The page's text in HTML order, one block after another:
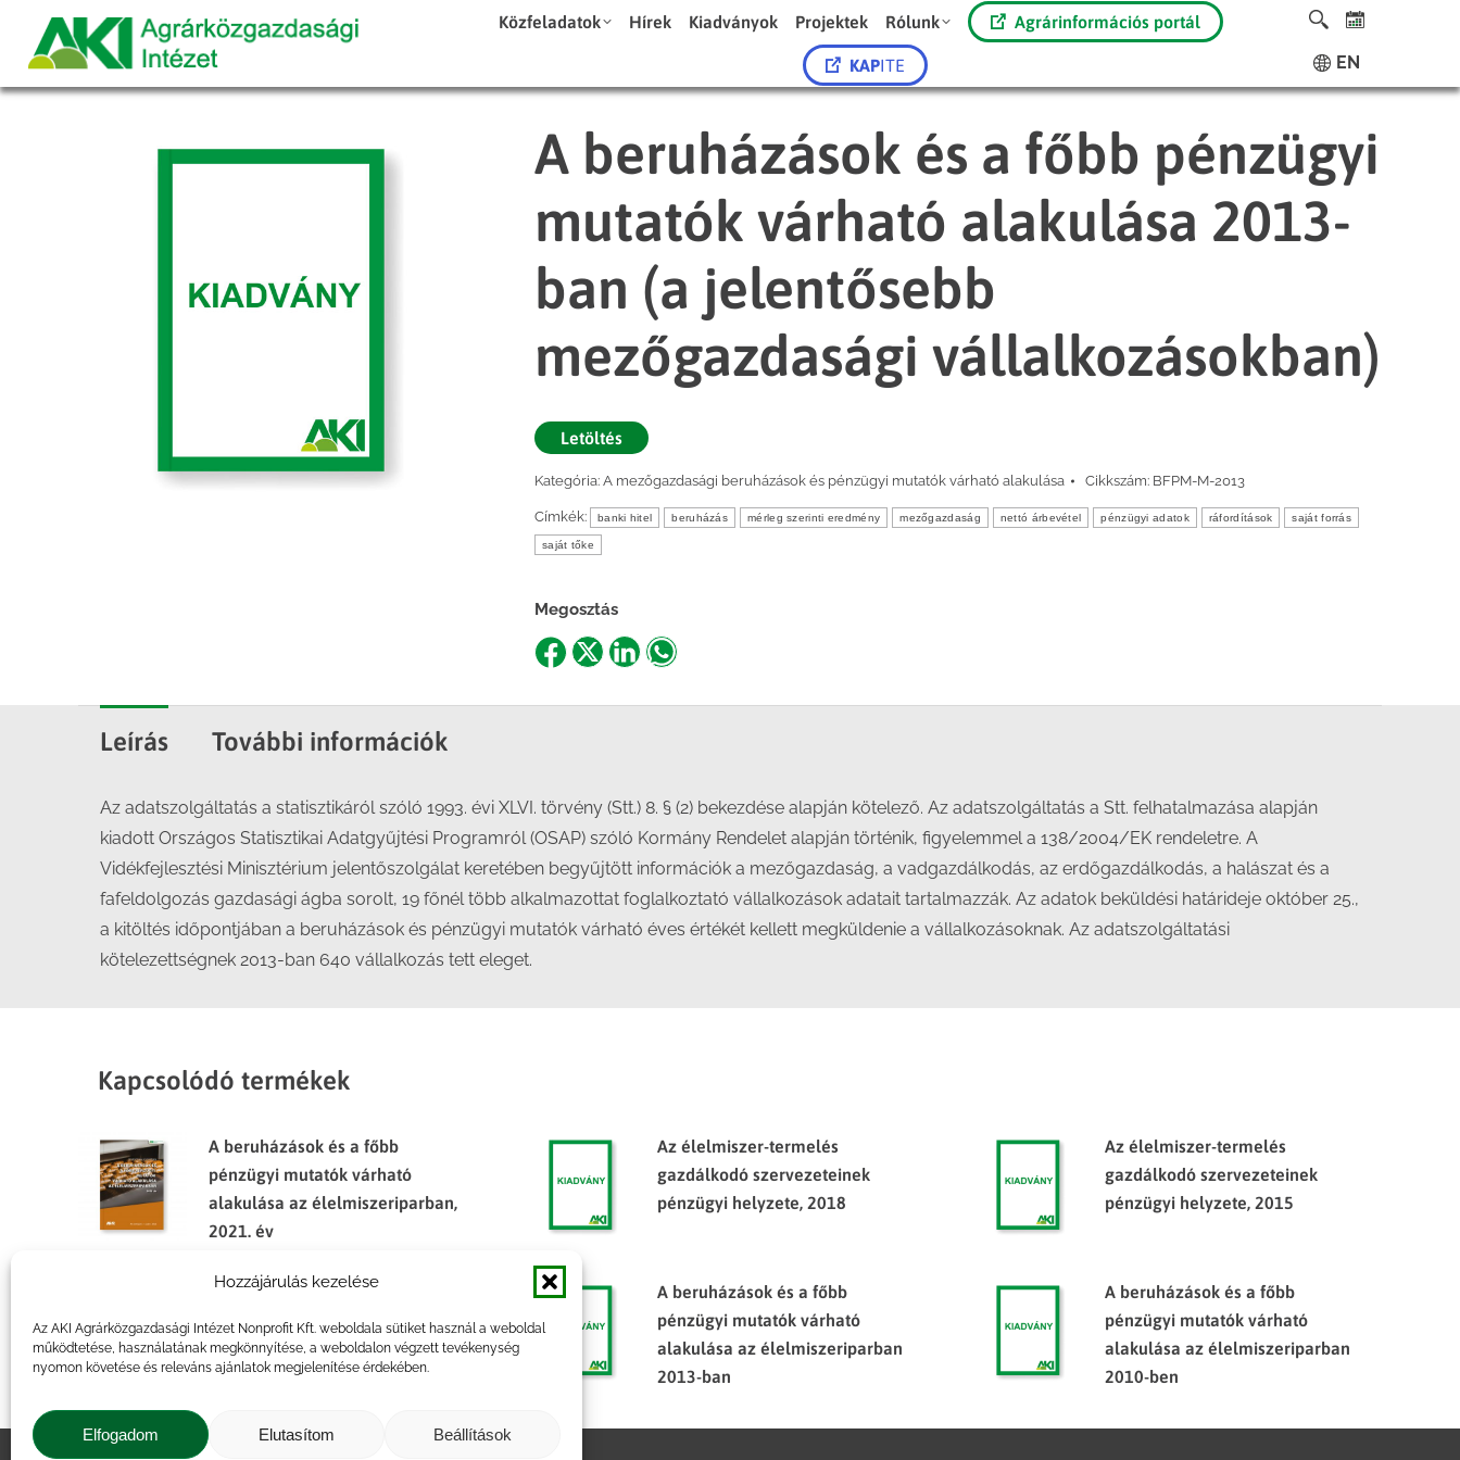
Hozzájárulás kezelése
Az AKI Agrárközgazdasági Intézet Nonprofit Kft. weboldala sütiket használ a weboldal
működtetése, használatának megkönnyítése, a weboldalon végzett tevékenység
nyomon követése és releváns ajánlatok megjelenítése érdekében.
Elfogadom Elutasítom Beállítások
Közfeladatok Hírek Kiadványok Projektek Rólunk Agrárinformációs portál
KAPITE EN
A beruházások és a főbb pénzügyi
mutatók várható alakulása 2013-
ban (a jelentősebb
mezőgazdasági vállalkozásokban)
Letöltés
Kategória: A mezőgazdasági beruházások és pénzügyi mutatók várható alakulása Cikkszám: BFPM-M-2013
Címkék: banki hitel beruházás mérleg szerinti eredmény mezőgazdaság nettó árbevétel pénzügyi adatok ráfordítások saját forrás
saját tőke
Megosztás
ShareShareShareShare
Leírás További információk
Az adatszolgáltatás a statisztikáról szóló 1993. évi XLVI. törvény (Stt.) 8. § (2) bekezdése alapján kötelező. Az adatszolgáltatás a Stt. felhatalmazása alapján
kiadott Országos Statisztikai Adatgyűjtési Programról (OSAP) szóló Kormány Rendelet alapján történik, figyelemmel a 138/2004/EK rendeletre. A
Vidékfejlesztési Minisztérium jelentőszolgálat keretében begyűjtött információk a mezőgazdaság, a vadgazdálkodás, az erdőgazdálkodás, a halászat és a
fafeldolgozás gazdasági ágba sorolt, 19 főnél több alkalmazottat foglalkoztató vállalkozások adatait tartalmazzák. Az adatok beküldési határideje október 25.,
a kitöltés időpontjában a beruházások és pénzügyi mutatók várható éves értékét kellett megküldenie a vállalkozásoknak. Az adatszolgáltatási
kötelezettségnek 2013-ban 640 vállalkozás tett eleget.
Kapcsolódó termékek
A beruházások és a főbb
pénzügyi mutatók várható
alakulása az élelmiszeriparban,
2021. év
Az élelmiszer-termelés
gazdálkodó szervezeteinek
pénzügyi helyzete, 2018
Az élelmiszer-termelés
gazdálkodó szervezeteinek
pénzügyi helyzete, 2015
A beruházások és a pénzügyi
mutatók várható alakulása a
mezőgazdaságban 2010-ben
A beruházások és a főbb
pénzügyi mutatók várható
alakulása az élelmiszeriparban
2013-ban
A beruházások és a főbb
pénzügyi mutatók várható
alakulása az élelmiszeriparban
2010-ben